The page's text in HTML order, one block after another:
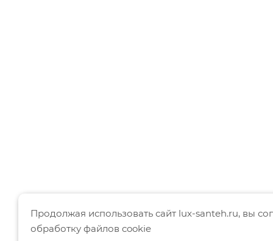
Продолжая использовать сайт lux-santeh.ru, вы
обработку файлов cookie